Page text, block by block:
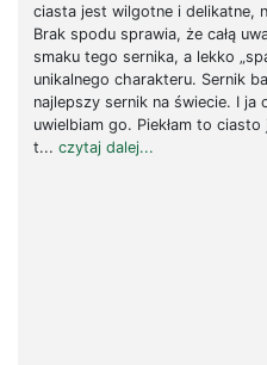
ciasta jest wilgotne i delikatne,
Brak spodu sprawia, że całą
smaku tego sernika, a lekko
unikalnego charakteru. Sernik
najlepszy sernik na świecie. I ja
uwielbiam go. Piekłam to
t... czytaj dalej...